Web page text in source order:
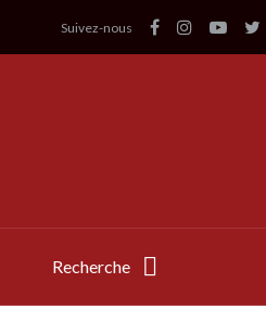
Suivez-nous
Recherche